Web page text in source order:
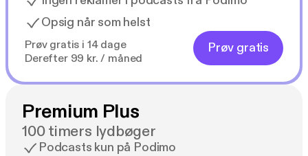
Opsig når som helst
Prøv gratis i 14 dage
Derefter 99 kr. / måned
Prøv gratis
Premium Plus
100 timers lydbøger
Podcasts kun på Podimo